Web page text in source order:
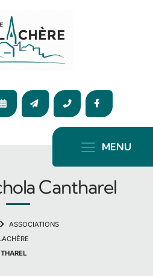
ACTUALITÉAGENDA CONTACT
72
MENU
Cantharel
ASSOCIATIONS